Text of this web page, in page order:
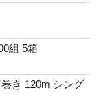
組 5箱
き 120m シング